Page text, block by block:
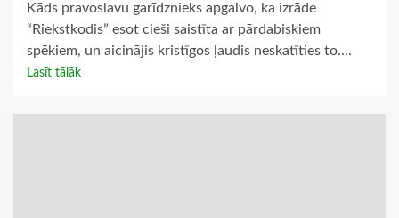
Kāds pravoslavu garīdznieks apgalvo, ka izrāde
“Riekstkodis” esot cieši saistīta ar pārdabiskiem
spēkiem, un aicinājis kristīgos ļaudis neskatīties to....
Lasīt tālāk